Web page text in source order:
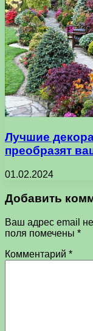
Лучшие
преобразят
01.02.2024
Добавить
Ваш адрес email
поля помечены *
Комментарий *